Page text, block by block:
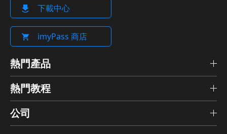
下載中心
imyPass 商店
熱門產品
熱門教程
公司